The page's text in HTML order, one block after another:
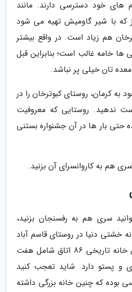
های خود دسترسی دارند. مانند
که با شیر گاومیش تهیه می شود
هم زیاد است. در واقع بیشتر
ها خامه غالب است؛ بنابراین قبل
تان خیلی پر نباشد.
به کرمان، روستای کبوترخان را در
ندهید. روستایی که معروفیت
بار ها در آن جشنواره بستنی
هم به کاروانسرای آن بزنید.
سری هم به رفسنجان بزنید،
خشتی دنیا در روستای قاسم آباد
آن قرار گرفته است. این خانه تاریخی 86 اتاق شامل هفت
و پستو دارد. شاید تعجب کنید
که چنین خانه بزرگی داشته